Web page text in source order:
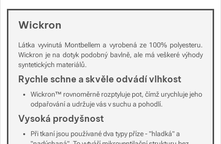
Wickron
Látka vyvinutá Montbellem a vyrobená ze 100% polyesteru.
Wickron je na dotyk podobný bavlně, ale má veškeré výhody
syntetických materiálů.
Rychle schne a skvěle odvádí vlhkost
Wickron™ rovnoměrně rozptyluje pot, čímž urychluje jeho
odpařování a udržuje vás v suchu a pohodlí.
Vysoká prodyšnost
Při tkaní jsou používané dva typy příze - "hladká" a
Zobrazit více
Zobrazit více
Zobrazit více